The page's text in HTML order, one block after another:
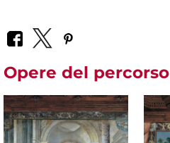
Opere del percorso